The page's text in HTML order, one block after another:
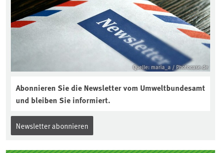
Quelle: maria_a / Photocase.de
Abonnieren Sie die Newsletter vom Umweltbundesamt
und bleiben Sie informiert.
Newsletter abonnieren